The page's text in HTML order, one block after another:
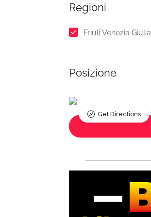
Regioni
Friuli Venezia Giulia
Posizione
Get Directions